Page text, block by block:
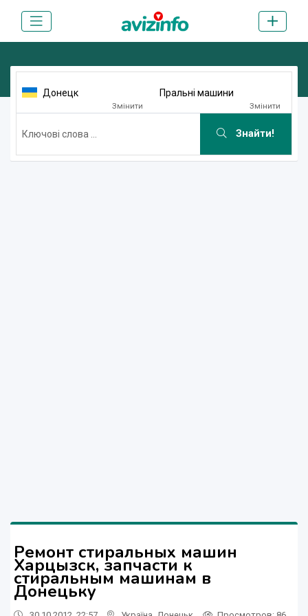
Донецк
Змінити
Пральні машини
Змінити
Знайти!
Ремонт стиральных машин
Харцызск, запчасти к
стиральным машинам в
Донецьку